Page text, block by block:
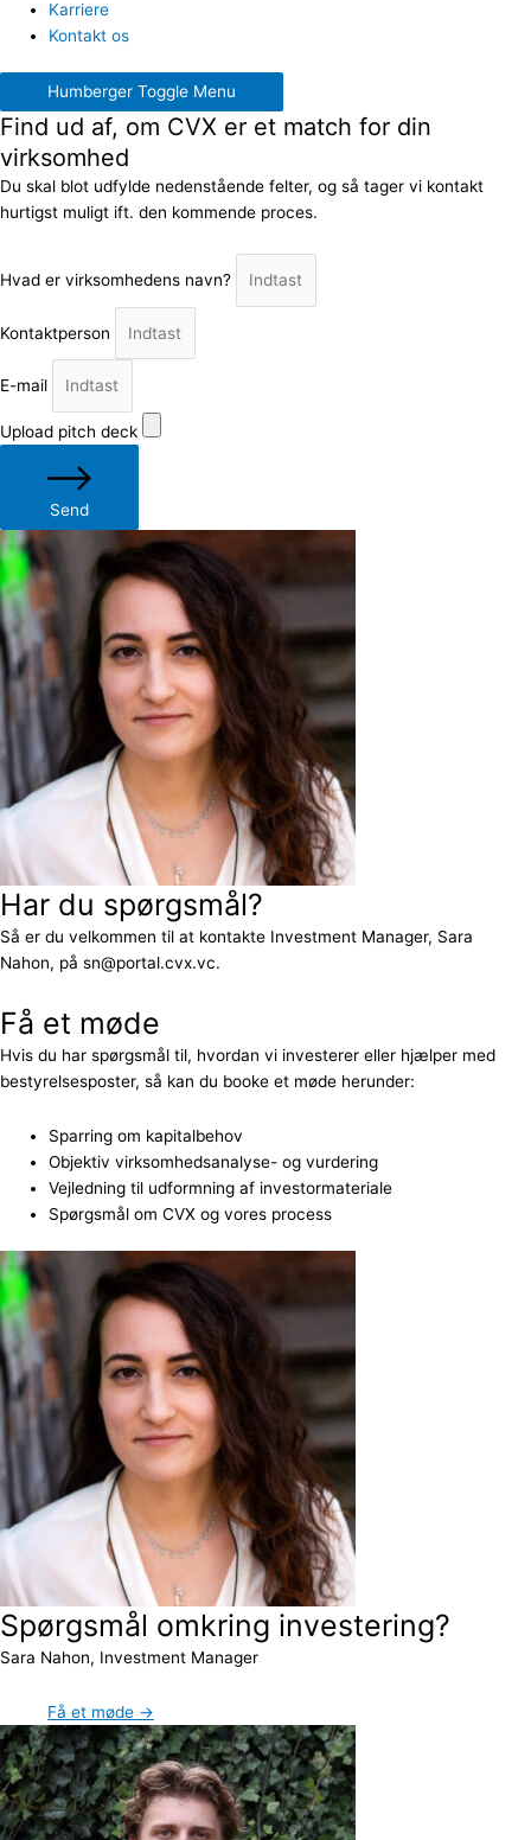
Karriere
Kontakt os
Humberger Toggle Menu
Find ud af, om CVX er et match for din
virksomhed
Du skal blot udfylde nedenstående felter, og så tager vi kontakt
hurtigst muligt ift. den kommende proces.
Hvad er virksomhedens navn?
Kontaktperson
E-mail
Upload pitch deck
Send
Har du spørgsmål?
Så er du velkommen til at kontakte Investment Manager, Sara
Nahon, på sn@portal.cvx.vc.
Få et møde
Hvis du har spørgsmål til, hvordan vi investerer eller hjælper med
bestyrelsesposter, så kan du booke et møde herunder:
Sparring om kapitalbehov
Objektiv virksomhedsanalyse- og vurdering
Vejledning til udformning af investormateriale
Spørgsmål om CVX og vores process
Spørgsmål omkring investering?
Sara Nahon, Investment Manager
Få et møde →